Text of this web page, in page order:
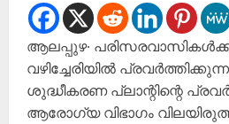
ആലപ്പുഴ∙ പരിസരവാസികൾക്ക്
വഴിച്ചേരിയിൽ
ശുദ്ധീകരണ പ്ലാന്റിന്റെ
ആരോഗ്യ വിഭാഗം